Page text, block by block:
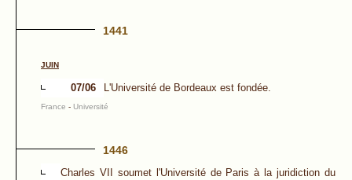
1441
JUIN
07/06 L'Université de Bordeaux est fondée.
France - Université
1446
Charles VII soumet l'Université de Paris à la juridiction du